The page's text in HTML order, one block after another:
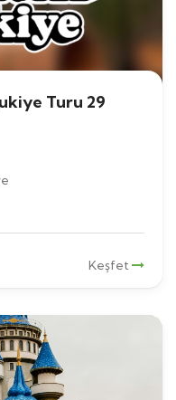
Turu 29
Keşfet